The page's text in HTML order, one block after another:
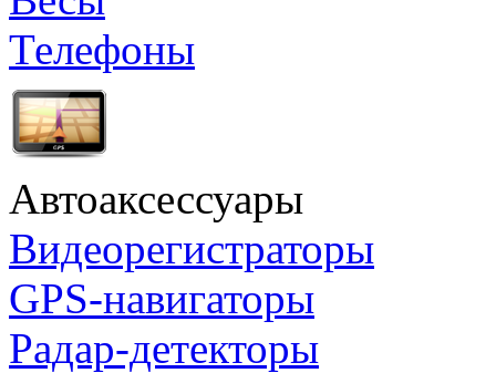
Телефоны
Автоаксессуары
Видеорегистраторы
GPS-навигаторы
Радар-детекторы